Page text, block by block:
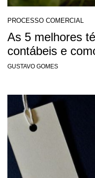
PROCESSO COMERCIAL
As 5 melhores
contábeis e
GUSTAVO GOMES